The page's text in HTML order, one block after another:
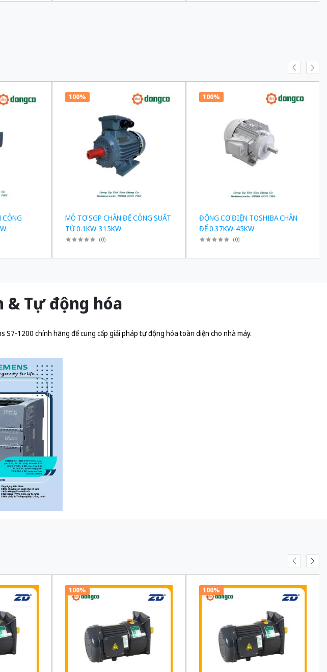
CÔNG
100%
MÔ TƠ SGP CHÂN ĐẾ CÔNG SUẤT
TỪ 0.1KW-315KW
(0)
100%
ĐỘNG CƠ ĐIỆN TOSHIBA CHÂN
ĐẾ 0.37KW-45KW
(0)
Tự động hóa
S7-1200 chính hãng để cung cấp giải pháp tự động hóa toàn diện cho nhà máy.
100% 100%